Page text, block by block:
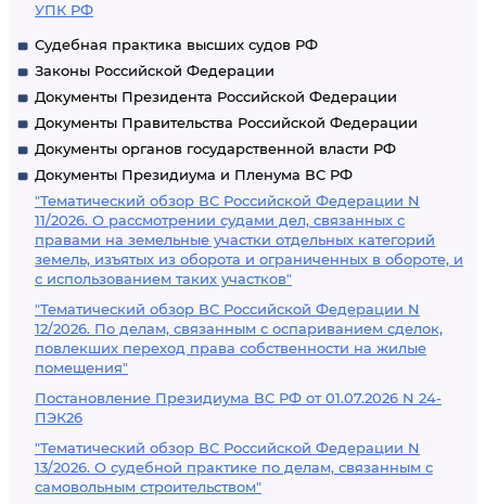
УПК РФ
Судебная практика высших судов РФ
Законы Российской Федерации
Документы Президента Российской Федерации
Документы Правительства Российской Федерации
Документы органов государственной власти РФ
Документы Президиума и Пленума ВС РФ
"Тематический обзор ВС Российской Федерации N
11/2026. О рассмотрении судами дел, связанных с
правами на земельные участки отдельных категорий
земель, изъятых из оборота и ограниченных в обороте, и
с использованием таких участков"
"Тематический обзор ВС Российской Федерации N
12/2026. По делам, связанным с оспариванием сделок,
повлекших переход права собственности на жилые
помещения"
Постановление Президиума ВС РФ от 01.07.2026 N 24-
ПЭК26
"Тематический обзор ВС Российской Федерации N
13/2026. О судебной практике по делам, связанным с
самовольным строительством"